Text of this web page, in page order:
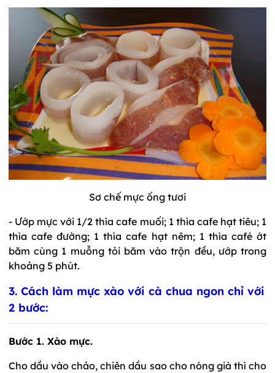
Sơ chế mực ống tươi
- Ướp mực với 1/2 thìa cafe muối; 1 thìa cafe hạt tiêu; 1
thìa cafe đường; 1 thìa cafe hạt nêm; 1 thìa café ớt
băm cùng 1 muỗng tỏi băm vào trộn đều, ướp trong
khoảng 5 phút.
3. Cách làm mực xào với cà chua ngon chỉ với
2 bước:
Bước 1. Xào mực.
Cho dầu vào chảo, chiên dầu sao cho nóng già thì cho